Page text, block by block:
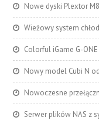
Nowe dyski Plextor
Wieżowy system
Colorful iGame G-
Nowy model Cubi N
Nowoczesne
Serwer plików NAS z